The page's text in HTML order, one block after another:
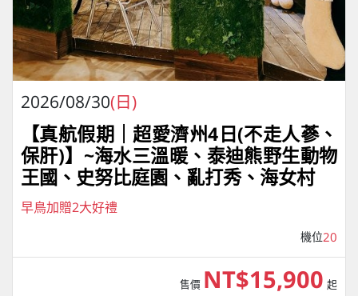
2026/08/30(日)
【真航假期｜超愛濟州4⽇(不走人蔘、
保肝)】~海水三溫暖、泰迪熊野⽣動物
王國、史努比庭園、亂打秀、海女村
早鳥加贈2大好禮
機位20
售價 NT$15,900 起